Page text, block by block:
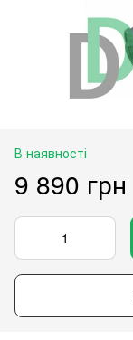
В наявності
9 890 грн